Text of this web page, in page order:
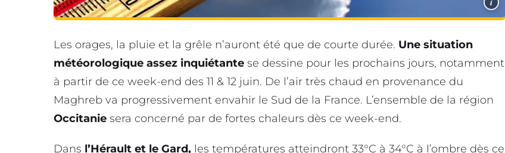
Les orages, la pluie et la grêle n’auront été que de courte durée. Une situation
météorologique assez inquiétante se dessine pour les prochains jours, notamment
à partir de ce week-end des 11 & 12 juin. De l’air très chaud en provenance du
Maghreb va progressivement envahir le Sud de la France. L’ensemble de la région
Occitanie sera concerné par de fortes chaleurs dès ce week-end.
Dans l’Hérault et le Gard, les températures atteindront 33°C à 34°C à l’ombre dès ce